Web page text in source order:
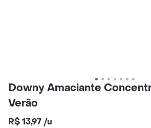
Downy Amaciante
Verão
R$ 13,97 /u